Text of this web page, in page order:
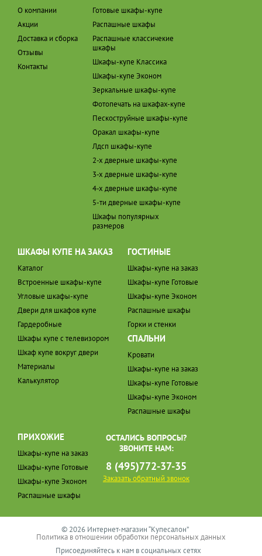
О компании
Акции
Доставка и сборка
Отзывы
Контакты
Готовые шкафы-купе
Распашные шкафы
Распашные классичекие
шкафы
Шкафы-купе Классика
Шкафы-купе Эконом
Зеркальные шкафы-купе
Фотопечать на шкафах-купе
Пескоструйные шкафы-купе
Оракал шкафы-купе
Лдсп шкафы-купе
2-х дверные шкафы-купе
3-х дверные шкафы-купе
4-х дверные шкафы-купе
5-ти дверные шкафы-купе
Шкафы популярных
размеров
ШКАФЫ КУПЕ НА ЗАКАЗ
Каталог
Встроенные шкафы-купе
Угловые шкафы-купе
Двери для шкафов купе
Гардеробные
Шкафы купе с телевизором
Шкаф купе вокруг двери
Материалы
Калькулятор
ГОСТИНЫЕ
Шкафы-купе на заказ
Шкафы-купе Готовые
Шкафы-купе Эконом
Распашные шкафы
Горки и стенки
СПАЛЬНИ
Кровати
Шкафы-купе на заказ
Шкафы-купе Готовые
Шкафы-купе Эконом
Распашные шкафы
ПРИХОЖИЕ
Шкафы-купе на заказ
Шкафы-купе Готовые
Шкафы-купе Эконом
Распашные шкафы
ОСТАЛИСЬ ВОПРОСЫ?
ЗВОНИТЕ НАМ:
8 (495)772-37-35
Заказать обратный звонок
© 2026 Интернет-магазин “Купесалон”
Политика в отношении обработки персональных данных
Присоединяйтесь к нам в социальных сетях